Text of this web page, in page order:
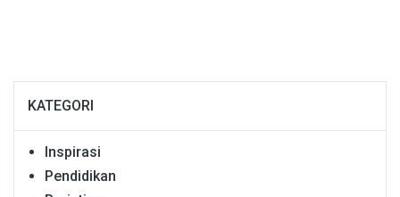
KATEGORI
Inspirasi
Pendidikan